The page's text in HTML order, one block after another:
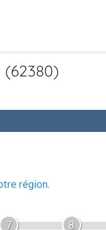
(62380)
région.
7 8